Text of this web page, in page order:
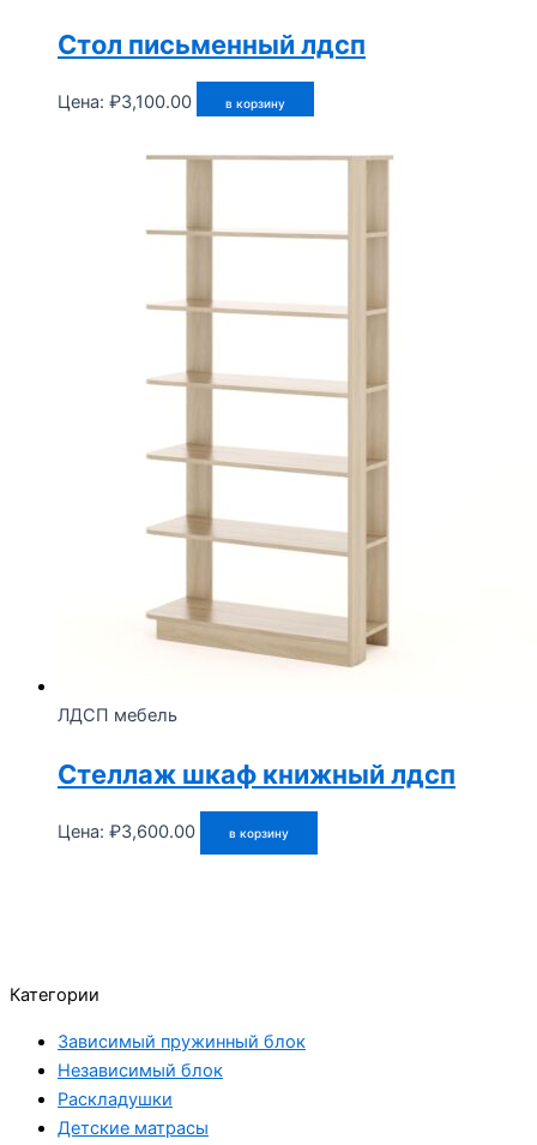
Стол письменный лдсп
Цена: ₽3,100.00 в корзину
ЛДСП мебель
Стеллаж шкаф книжный лдсп
Цена: ₽3,600.00 в корзину
Категории
Зависимый пружинный блок
Независимый блок
Раскладушки
Детские матрасы